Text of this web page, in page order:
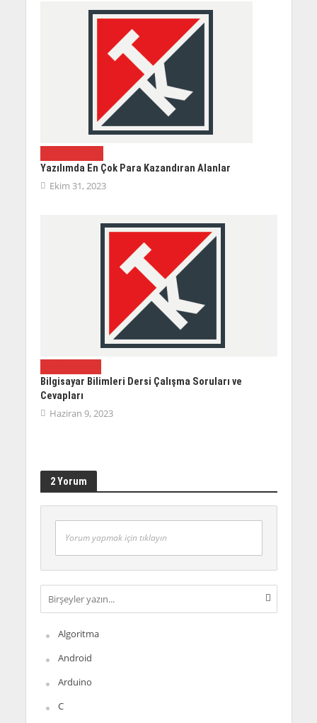
Yazılımda En Çok Para Kazandıran Alanlar
Ekim 31, 2023
Bilgisayar Bilimleri Dersi Çalışma Soruları ve
Cevapları
Haziran 9, 2023
2 Yorum
Yorum yapmak için tıklayın
Algoritma
Android
Arduino
C